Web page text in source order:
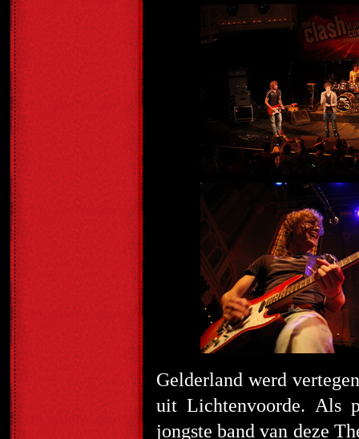
Gelderland werd
uit Lichtenvoorde. Als
jongste band van deze